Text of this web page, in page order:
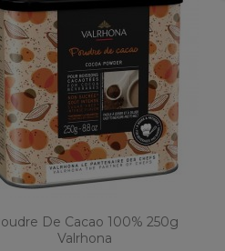
De Cacao 100% 250g
Valrhona